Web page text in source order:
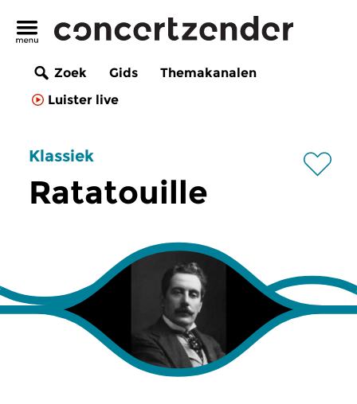
Zoek Gids
Themakanalen
Luister live
Klassiek
Ratatouille